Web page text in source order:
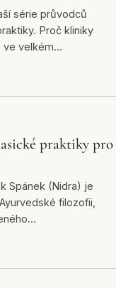
série průvodců
Proč kliniky
ve velkém…
praktiky pro
Spánek (Nidra) je
filozofii,